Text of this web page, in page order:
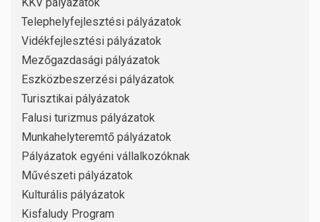
Telephelyfejlesztési pályázatok
Vidékfejlesztési pályázatok
Mezőgazdasági pályázatok
Eszközbeszerzési pályázatok
Turisztikai pályázatok
Falusi turizmus pályázatok
Munkahelyteremtő pályázatok
Pályázatok egyéni vállalkozóknak
Művészeti pályázatok
Kulturális pályázatok
Kisfaludy Program